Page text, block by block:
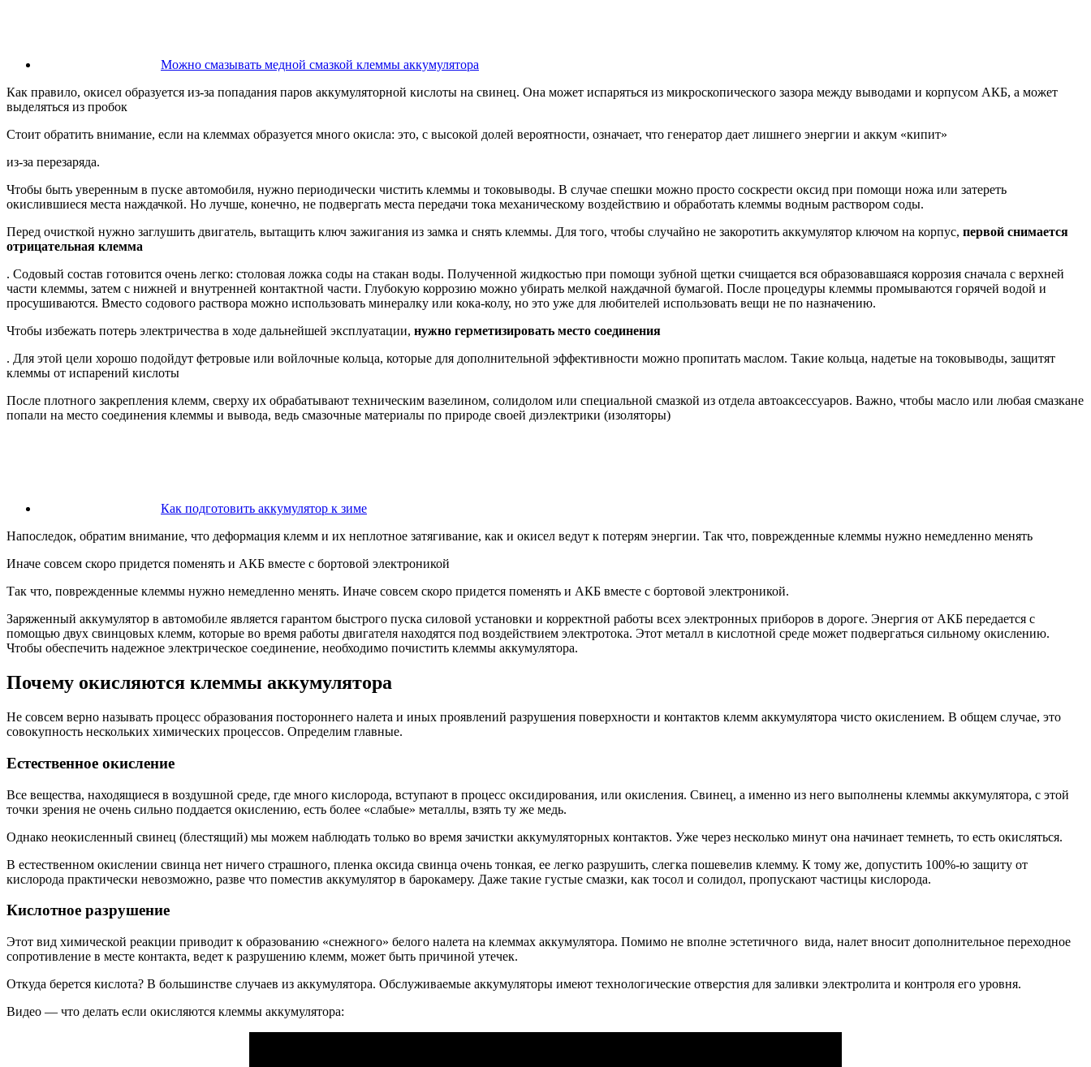
Можно смазывать медной смазкой клеммы аккумулятора
Как правило, окисел образуется из-за попадания паров аккумуляторной кислоты на свинец. Она может испаряться из микроскопического зазора между выводами и корпусом АКБ, а может
выделяться из пробок
Стоит обратить внимание, если на клеммах образуется много окисла: это, с высокой долей вероятности, означает, что генератор дает лишнего энергии и аккум «кипит»
из-за перезаряда.
Чтобы быть уверенным в пуске автомобиля, нужно периодически чистить клеммы и токовыводы. В случае спешки можно просто соскрести оксид при помощи ножа или затереть
окислившиеся места наждачкой. Но лучше, конечно, не подвергать места передачи тока механическому воздействию и обработать клеммы водным раствором соды.
Перед очисткой нужно заглушить двигатель, вытащить ключ зажигания из замка и снять клеммы. Для того, чтобы случайно не закоротить аккумулятор ключом на корпус, первой снимается
отрицательная клемма
. Содовый состав готовится очень легко: столовая ложка соды на стакан воды. Полученной жидкостью при помощи зубной щетки счищается вся образовавшаяся коррозия сначала с верхней
части клеммы, затем с нижней и внутренней контактной части. Глубокую коррозию можно убирать мелкой наждачной бумагой. После процедуры клеммы промываются горячей водой и
просушиваются. Вместо содового раствора можно использовать минералку или кока-колу, но это уже для любителей использовать вещи не по назначению.
Чтобы избежать потерь электричества в ходе дальнейшей эксплуатации, нужно герметизировать место соединения
. Для этой цели хорошо подойдут фетровые или войлочные кольца, которые для дополнительной эффективности можно пропитать маслом. Такие кольца, надетые на токовыводы, защитят
клеммы от испарений кислоты
После плотного закрепления клемм, сверху их обрабатывают техническим вазелином, солидолом или специальной смазкой из отдела автоаксессуаров. Важно, чтобы масло или любая смазкане
попали на место соединения клеммы и вывода, ведь смазочные материалы по природе своей диэлектрики (изоляторы)
Как подготовить аккумулятор к зиме
Напоследок, обратим внимание, что деформация клемм и их неплотное затягивание, как и окисел ведут к потерям энергии. Так что, поврежденные клеммы нужно немедленно менять
Иначе совсем скоро придется поменять и АКБ вместе с бортовой электроникой
Так что, поврежденные клеммы нужно немедленно менять. Иначе совсем скоро придется поменять и АКБ вместе с бортовой электроникой.
Заряженный аккумулятор в автомобиле является гарантом быстрого пуска силовой установки и корректной работы всех электронных приборов в дороге. Энергия от АКБ передается с
помощью двух свинцовых клемм, которые во время работы двигателя находятся под воздействием электротока. Этот металл в кислотной среде может подвергаться сильному окислению.
Чтобы обеспечить надежное электрическое соединение, необходимо почистить клеммы аккумулятора.
Почему окисляются клеммы аккумулятора
Не совсем верно называть процесс образования постороннего налета и иных проявлений разрушения поверхности и контактов клемм аккумулятора чисто окислением. В общем случае, это
совокупность нескольких химических процессов. Определим главные.
Естественное окисление
Все вещества, находящиеся в воздушной среде, где много кислорода, вступают в процесс оксидирования, или окисления. Свинец, а именно из него выполнены клеммы аккумулятора, с этой
точки зрения не очень сильно поддается окислению, есть более «слабые» металлы, взять ту же медь.
Однако неокисленный свинец (блестящий) мы можем наблюдать только во время зачистки аккумуляторных контактов. Уже через несколько минут она начинает темнеть, то есть окисляться.
В естественном окислении свинца нет ничего страшного, пленка оксида свинца очень тонкая, ее легко разрушить, слегка пошевелив клемму. К тому же, допустить 100%-ю защиту от
кислорода практически невозможно, разве что поместив аккумулятор в барокамеру. Даже такие густые смазки, как тосол и солидол, пропускают частицы кислорода.
Кислотное разрушение
Этот вид химической реакции приводит к образованию «снежного» белого налета на клеммах аккумулятора. Помимо не вполне эстетичного вида, налет вносит дополнительное переходное
сопротивление в месте контакта, ведет к разрушению клемм, может быть причиной утечек.
Откуда берется кислота? В большинстве случаев из аккумулятора. Обслуживаемые аккумуляторы имеют технологические отверстия для заливки электролита и контроля его уровня.
Видео — что делать если окисляются клеммы аккумулятора: